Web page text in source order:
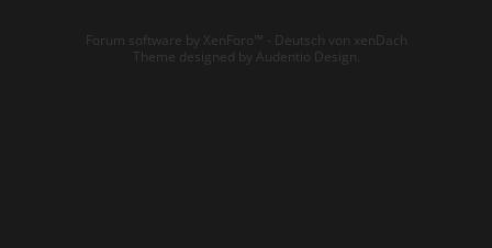
Forum software by XenForo™ - Deutsch von xenDach
Theme designed by Audentio Design.